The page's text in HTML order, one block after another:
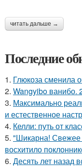
читать дальше →
Последние
1. Глюкоза сменила
2. Wangyibo ванибо.
3. Максимально
и естественное
4. Келли: путь от
5. "Шикарна! Свежее
восхитило
6. Десять лет назад